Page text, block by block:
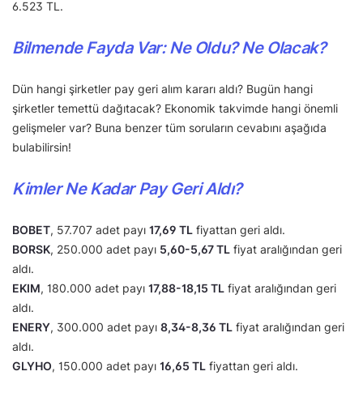
6.523 TL.
Bilmende Fayda Var: Ne Oldu? Ne Olacak?
Dün hangi şirketler pay geri alım kararı aldı? Bugün hangi
şirketler temettü dağıtacak? Ekonomik takvimde hangi önemli
gelişmeler var? Buna benzer tüm soruların cevabını aşağıda
bulabilirsin!
Kimler Ne Kadar Pay Geri Aldı?
BOBET, 57.707 adet payı 17,69 TL fiyattan geri aldı.
BORSK, 250.000 adet payı 5,60-5,67 TL fiyat aralığından geri
aldı.
EKIM, 180.000 adet payı 17,88-18,15 TL fiyat aralığından geri
aldı.
ENERY, 300.000 adet payı 8,34-8,36 TL fiyat aralığından geri
aldı.
GLYHO, 150.000 adet payı 16,65 TL fiyattan geri aldı.